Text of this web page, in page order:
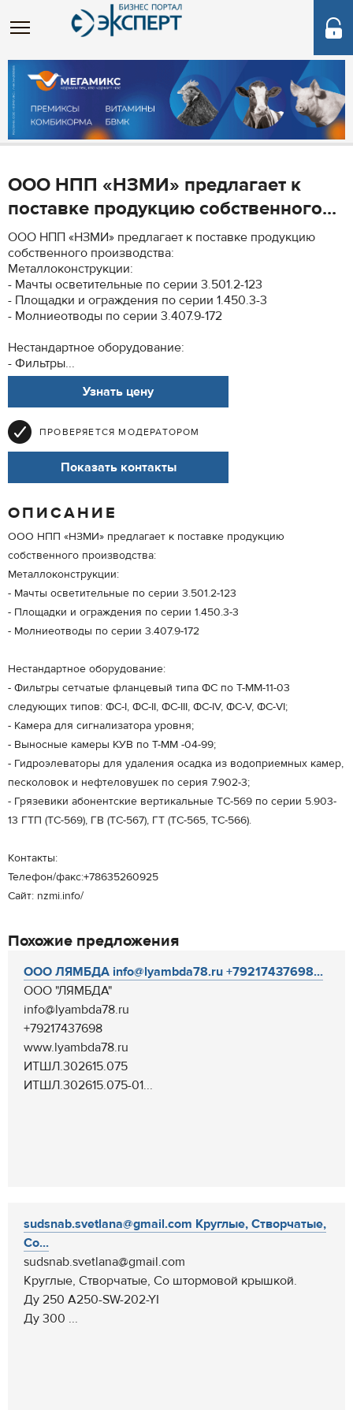
ООО НПП «НЗМИ» предлагает к
поставке продукцию собственного...
ООО НПП «НЗМИ» предлагает к поставке продукцию
собственного производства:
Металлоконструкции:
- Мачты осветительные по серии 3.501.2-123
- Площадки и ограждения по серии 1.450.3-3
- Молниеотводы по серии 3.407.9-172
Нестандартное оборудование:
- Фильтры...
Узнать цену
ПРОВЕРЯЕТСЯ МОДЕРАТОРОМ
Показать контакты
ОПИСАНИЕ
ООО НПП «НЗМИ» предлагает к поставке продукцию
собственного производства:
Металлоконструкции:
- Мачты осветительные по серии 3.501.2-123
- Площадки и ограждения по серии 1.450.3-3
- Молниеотводы по серии 3.407.9-172
Нестандартное оборудование:
- Фильтры сетчатые фланцевый типа ФС по Т-ММ-11-03
следующих типов: ФС-I, ФС-II, ФС-III, ФС-IV, ФС-V, ФС-VI;
- Камера для сигнализатора уровня;
- Выносные камеры КУВ по Т-ММ -04-99;
- Гидроэлеваторы для удаления осадка из водоприемных камер,
песколовок и нефтеловушек по серия 7.902-3;
- Грязевики абонентские вертикальные ТС-569 по серии 5.903-
13 ГТП (ТС-569), ГВ (ТС-567), ГТ (ТС-565, ТС-566).
Контакты:
Телефон/факс:+78635260925
Сайт: nzmi.info/
Похожие предложения
ООО ЛЯМБДА info@lyambda78.ru +79217437698...
ООО "ЛЯМБДА"
info@lyambda78.ru
+79217437698
www.lyambda78.ru
ИТШЛ.302615.075
ИТШЛ.302615.075-01...
sudsnab.svetlana@gmail.com Круглые, Створчатые,
Со...
sudsnab.svetlana@gmail.com
Круглые, Створчатые, Со штормовой крышкой.
Ду 250 A250-SW-202-YI
Ду 300 ...